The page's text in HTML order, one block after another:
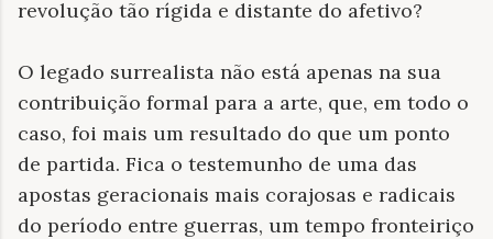
revolução tão rígida e distante do afetivo?
O legado surrealista não está apenas na sua
contribuição formal para a arte, que, em todo o
caso, foi mais um resultado do que um ponto
de partida. Fica o testemunho de uma das
apostas geracionais mais corajosas e radicais
do período entre guerras, um tempo fronteiriço